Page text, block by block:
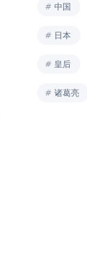
中国
日本
皇后
诸葛亮